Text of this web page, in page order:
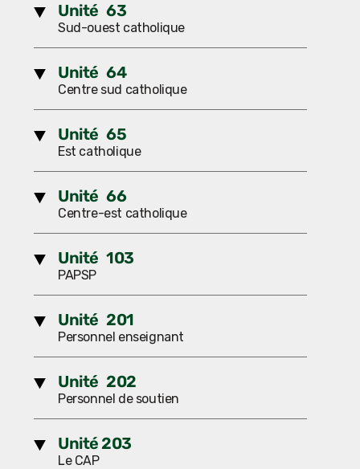
Unité 63
Sud-ouest catholique
Unité 64
Centre sud catholique
Unité 65
Est catholique
Unité 66
Centre-est catholique
Unité 103
PAPSP
Unité 201
Personnel enseignant
Unité 202
Personnel de soutien
Unité 203
Le CAP